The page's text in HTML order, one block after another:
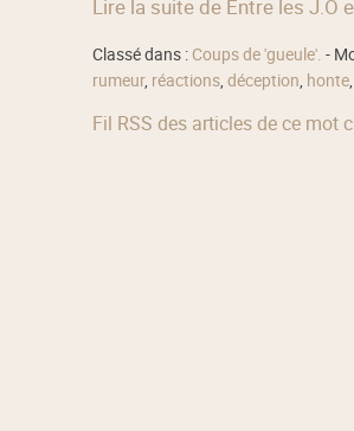
Lire la suite de Entre les J.O
Classé dans : Coups de 'gueule'. -
rumeur, réactions, déception, honte,
Fil RSS des articles de ce mot